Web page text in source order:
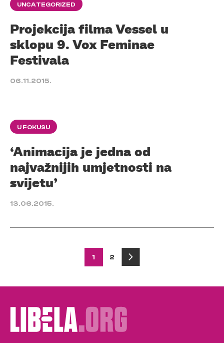
UNCATEGORIZED
Projekcija filma Vessel u
sklopu 9. Vox Feminae
Festivala
06.11.2015.
U FOKUSU
‘Animacija je jedna od
najvažnijih umjetnosti na
svijetu’
13.06.2015.
pagination
1 2